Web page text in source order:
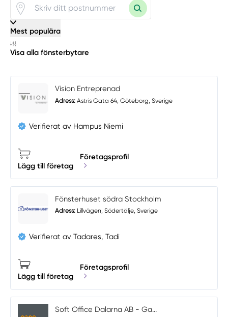
Mest populära
Visa alla fönsterbytare
Vision Entreprenad
Adress: Astris Gata 64, Göteborg, Sverige
Verifierat av Hampus Niemi
Lägg till företag
Företagsprofil
Fönsterhuset södra Stockholm
Adress: Lillvägen, Södertälje, Sverige
Verifierat av Tadares, Tadi
Lägg till företag
Företagsprofil
Soft Office Dalarna AB - Ga...